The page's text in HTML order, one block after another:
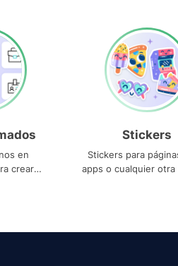
en
crear
Stickers
Stickers para
apps o cualquier otra